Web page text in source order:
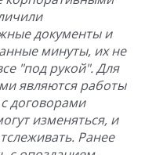
документы и
минуты, их не
"под рукой". Для
являются работы
договорами
изменяться, и
Ранее